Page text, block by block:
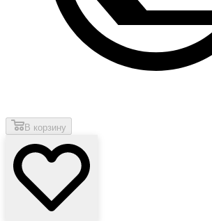
В корзину